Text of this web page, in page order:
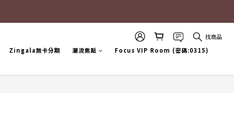
找商品
Zingala無卡分期 潮流焦點
Focus VIP Room (密碼:0315)